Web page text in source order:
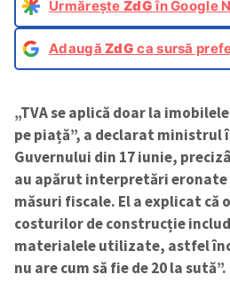
Urmărește ZdGîn Google
AdaugăZdG ca sursă
„TVA se aplică doar la
pe piață”, a declarat ministrul
Guvernului din 17 iunie,
au apărut interpretări
măsuri fiscale. El a explicat
costurilor de construcție
materialele utilizate, astfel
nu are cum să fie de 20 la sută”.